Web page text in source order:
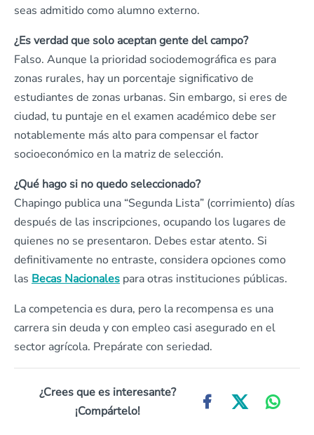
seas admitido como alumno externo.
¿Es verdad que solo aceptan gente del campo?
Falso. Aunque la prioridad sociodemográfica es para
zonas rurales, hay un porcentaje significativo de
estudiantes de zonas urbanas. Sin embargo, si eres de
ciudad, tu puntaje en el examen académico debe ser
notablemente más alto para compensar el factor
socioeconómico en la matriz de selección.
¿Qué hago si no quedo seleccionado?
Chapingo publica una “Segunda Lista” (corrimiento) días
después de las inscripciones, ocupando los lugares de
quienes no se presentaron. Debes estar atento. Si
definitivamente no entraste, considera opciones como
las Becas Nacionales para otras instituciones públicas.
La competencia es dura, pero la recompensa es una
carrera sin deuda y con empleo casi asegurado en el
sector agrícola. Prepárate con seriedad.
¿Crees que es interesante?
¡Compártelo!